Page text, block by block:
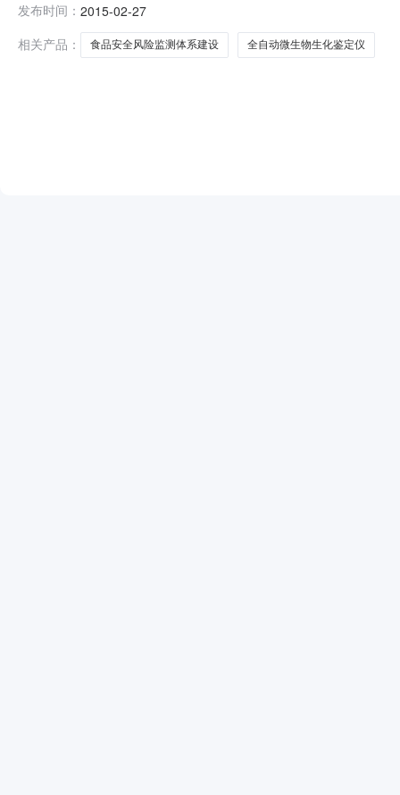
00分进行评审会议，经评委会综合评审，采购人确认，
明市人民中路169号天昊大
发布时间： 2015-02-27
相关产品：
食品安全风险监测体系建设 全自动微生物生化鉴定仪